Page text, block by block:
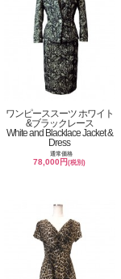
ワンピーススーツ ホワイト
&ブラックレース
White and Blacklace Jacket &
Dress
通常価格
78,000円(税別)